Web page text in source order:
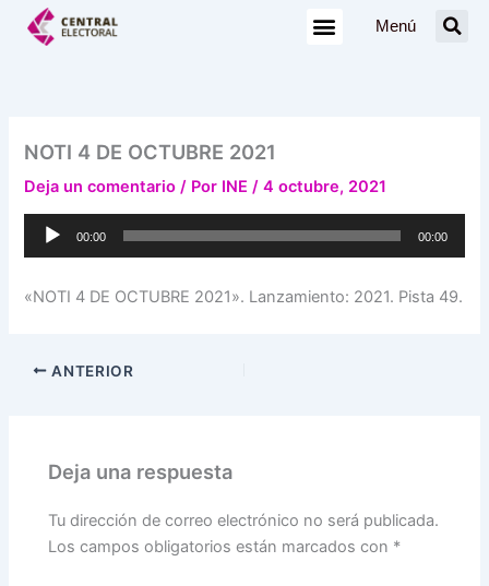
Menú
NOTI 4 DE OCTUBRE 2021
Deja un comentario / Por INE/4 octubre, 2021
Reproductor
00:00 00:00
«NOTI 4 DE OCTUBRE 2021». Lanzamiento: 2021. Pista 49.
ANTERIOR
Deja una respuesta
Tu dirección de correo electrónico no será publicada.
Los campos obligatorios están marcados con *